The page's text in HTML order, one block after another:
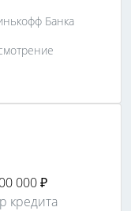
Банка
000 ₽
кредита